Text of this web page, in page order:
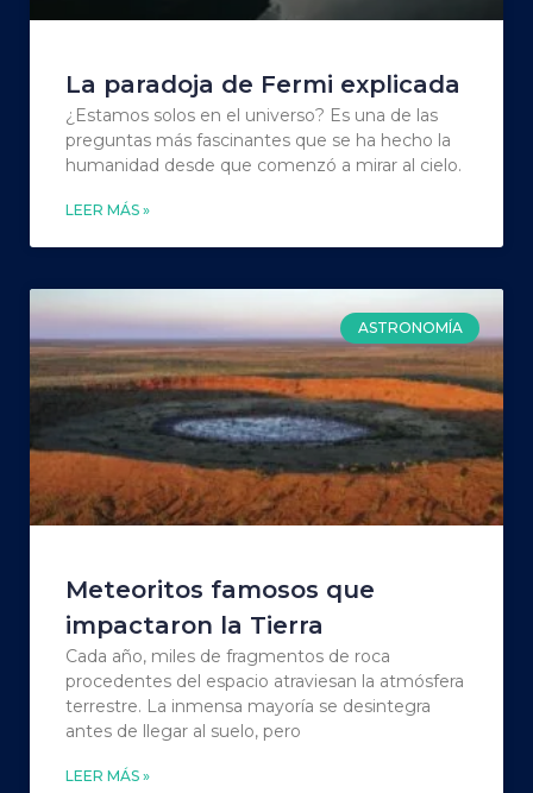
La paradoja de Fermi explicada
¿Estamos solos en el universo? Es una de las
preguntas más fascinantes que se ha hecho la
humanidad desde que comenzó a mirar al cielo.
LEER MÁS »
ASTRONOMÍA
Meteoritos famosos que
impactaron la Tierra
Cada año, miles de fragmentos de roca
procedentes del espacio atraviesan la atmósfera
terrestre. La inmensa mayoría se desintegra
antes de llegar al suelo, pero
LEER MÁS »